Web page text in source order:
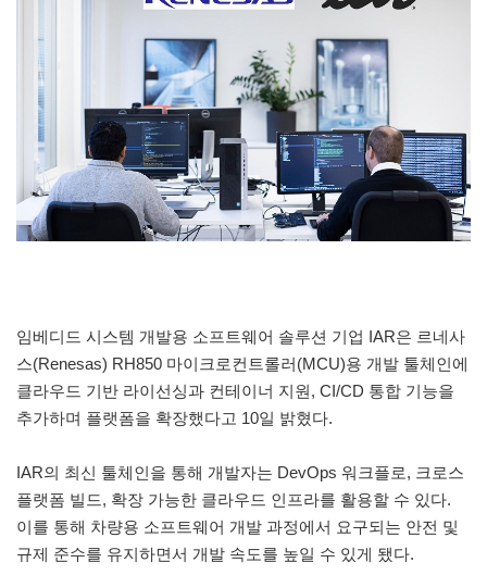
임베디드 시스템 개발용 소프트웨어 솔루션 기업 IAR은 르네사
스(Renesas) RH850 마이크로컨트롤러(MCU)용 개발 툴체인에
클라우드 기반 라이선싱과 컨테이너 지원, CI/CD 통합 기능을
추가하며 플랫폼을 확장했다고 10일 밝혔다.
IAR의 최신 툴체인을 통해 개발자는 DevOps 워크플로, 크로스
플랫폼 빌드, 확장 가능한 클라우드 인프라를 활용할 수 있다.
이를 통해 차량용 소프트웨어 개발 과정에서 요구되는 안전 및
규제 준수를 유지하면서 개발 속도를 높일 수 있게 됐다.